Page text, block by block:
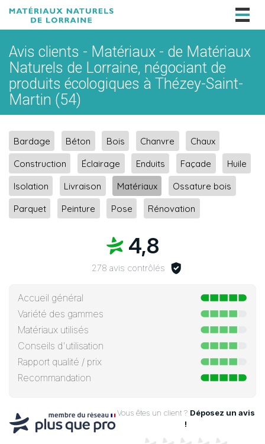
Avis clients - Matériaux - de Matériaux
Naturels de Lorraine, négociant de
produits écologiques à Thézey-Saint-
Martin (54)
Bardage Béton Bois Chanvre
Chaux
Construction
Éclairage Enduits Façade
Huile
Isolation
Livraison Matériaux
Ossature bois
Parquet
Peinture Pose Rénovation
4,8
278 avis contrôlés
Accueil général
Variété des gammes
Matériaux utilisés
Conseils d'utilisation
Rapport qualité / prix
Recommandation
Vous êtes un client ? Déposez un avis
!